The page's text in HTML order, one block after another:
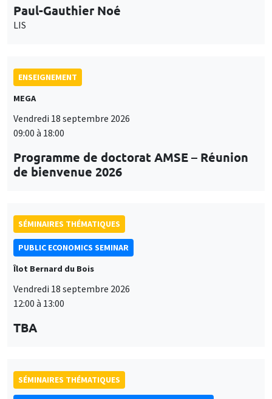
Paul-Gauthier Noé
LIS
ENSEIGNEMENT
MEGA
Vendredi 18 septembre 2026
09:00 à 18:00
Programme de doctorat AMSE – Réunion
de bienvenue 2026
SÉMINAIRES THÉMATIQUES
PUBLIC ECONOMICS SEMINAR
Îlot Bernard du Bois
Vendredi 18 septembre 2026
12:00 à 13:00
TBA
SÉMINAIRES THÉMATIQUES